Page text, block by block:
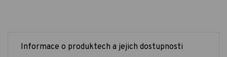
Informace o produktech a jejich dostupnosti